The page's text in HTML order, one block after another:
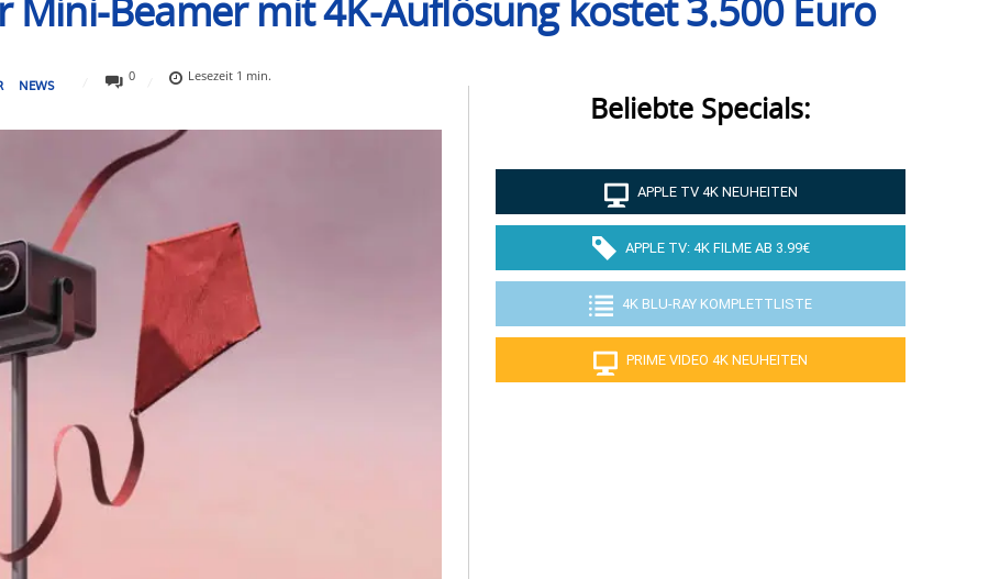
Mini-Beamer mit 4K-Auflösung kostet 3.500 Euro
NEWS
0 Lesezeit 1 min.
Beliebte Specials:
APPLE TV 4K NEUHEITEN
APPLE TV: 4K FILME AB 3.99€
4K BLU-RAY KOMPLETTLISTE
PRIME VIDEO 4K NEUHEITEN